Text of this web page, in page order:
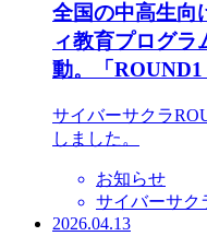
全国の中高生向
ィ教育プログラ
動。「ROUND1
サイバーサクラ
しました。
お知らせ
サイバーサク
2026.04.13